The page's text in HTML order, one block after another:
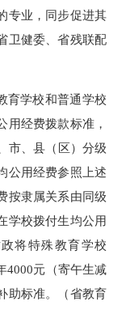
专业，同步促进其
卫健委、省残联配
学校和普通学校
用经费拨款标准，
市、县（区）分级
公用经费参照上述
按隶属关系由同级
学校拨付生均公用
将特殊教育学校
4000元（寄午生减
助标准。（省教育